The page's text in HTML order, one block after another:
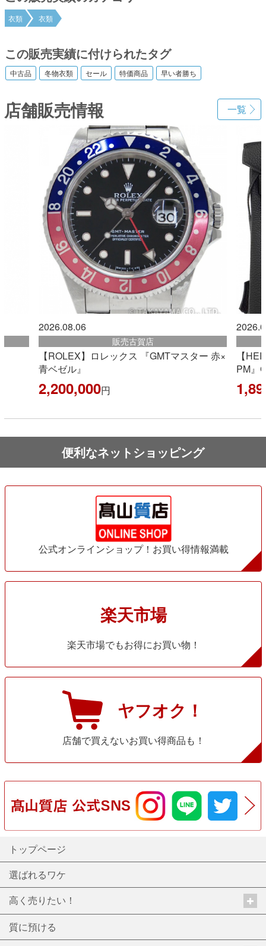
衣類 衣類
この販売実績に付けられたタグ
中古品 冬物衣類 セール 特価商品 早い者勝ち
一覧
店舗販売情報
ター 赤×
2026.08.06
販売古賀店
【HERMES】エルメス『ケリー アッカド
PM』G刻印 2026年製
1,892,000
便利なネットショッピング
公式オンラインショップ！お買い得情報満載
楽天市場
楽天市場でもお得にお買い物！
ヤフオク！
店舗で買えないお買い得商品も！
トップページ
選ばれるワケ
高く売りたい！
質に預ける